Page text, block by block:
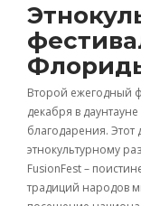
Второй ежегодный
декабря в
благодарения. Этот
этнокультурному
FusionFest –
традиций народов